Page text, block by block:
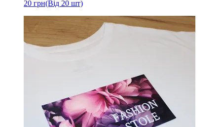
20 грн(Від 20 шт)